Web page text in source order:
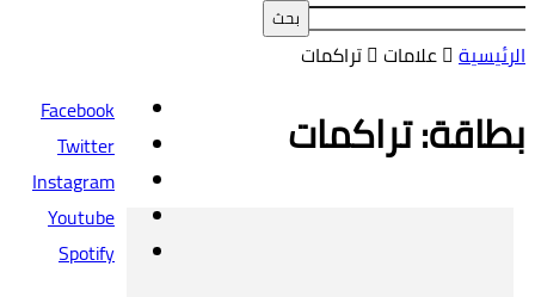
الرئيسية علامات تراكمات
بطاقة: تراكمات
Facebook
Twitter
Instagram
Youtube
Spotify